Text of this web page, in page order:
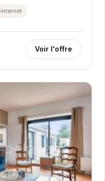
amis. Avec...
internet
Voir l'offre